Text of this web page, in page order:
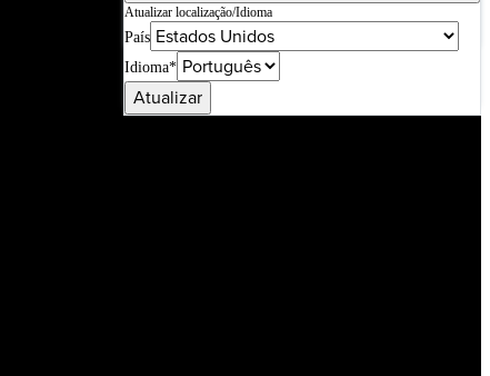
Vet Systems OrthoPedia Patient
Supplier Portal
Synergy Imaging & Resection
Atualizar localização/Idioma
País
Idioma*
Atualizar